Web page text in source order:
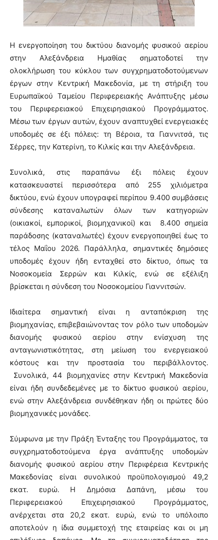
Η ενεργοποίηση του δικτύου διανομής φυσικού αερίου
στην Αλεξάνδρεια Ημαθίας σηματοδοτεί την
ολοκλήρωση του κύκλου των συγχρηματοδοτούμενων
έργων στην Κεντρική Μακεδονία, με τη στήριξη του
Ευρωπαϊκού Ταμείου Περιφερειακής Ανάπτυξης μέσω
του Περιφερειακού Επιχειρησιακού Προγράμματος.
Μέσω των έργων αυτών, έχουν αναπτυχθεί ενεργειακές
υποδομές σε έξι πόλεις: τη Βέροια, τα Γιαννιτσά, τις
Σέρρες, την Κατερίνη, το Κιλκίς και την Αλεξάνδρεια.
Συνολικά, στις παραπάνω έξι πόλεις έχουν
κατασκευαστεί περισσότερα από 255 χιλιόμετρα
δικτύου, ενώ έχουν υπογραφεί περίπου 9.400 συμβάσεις
σύνδεσης καταναλωτών όλων των κατηγοριών
(οικιακοί, εμπορικοί, βιομηχανικοί) και 8.400 σημεία
παράδοσης (καταναλωτές) έχουν ενεργοποιηθεί έως το
τέλος Μαΐου 2026. Παράλληλα, σημαντικές δημόσιες
υποδομές έχουν ήδη ενταχθεί στο δίκτυο, όπως τα
Νοσοκομεία Σερρών και Κιλκίς, ενώ σε εξέλιξη
βρίσκεται η σύνδεση του Νοσοκομείου Γιαννιτσών.
Ιδιαίτερα σημαντική είναι η ανταπόκριση της
βιομηχανίας, επιβεβαιώνοντας τον ρόλο των υποδομών
διανομής φυσικού αερίου στην ενίσχυση της
ανταγωνιστικότητας, στη μείωση του ενεργειακού
κόστους και την προστασία του περιβάλλοντος.
Συνολικά, 44 βιομηχανίες στην Κεντρική Μακεδονία
είναι ήδη συνδεδεμένες με το δίκτυο φυσικού αερίου,
ενώ στην Αλεξάνδρεια συνδέθηκαν ήδη οι πρώτες δύο
βιομηχανικές μονάδες.
Σύμφωνα με την Πράξη Ένταξης του Προγράμματος, τα
συγχρηματοδοτούμενα έργα ανάπτυξης υποδομών
διανομής φυσικού αερίου στην Περιφέρεια Κεντρικής
Μακεδονίας είναι συνολικού προϋπολογισμού 49,2
εκατ. ευρώ. Η Δημόσια Δαπάνη, μέσω του
Περιφερειακού Επιχειρησιακού Προγράμματος,
ανέρχεται στα 20,2 εκατ. ευρώ, ενώ το υπόλοιπο
αποτελούν η ίδια συμμετοχή της εταιρείας και οι μη